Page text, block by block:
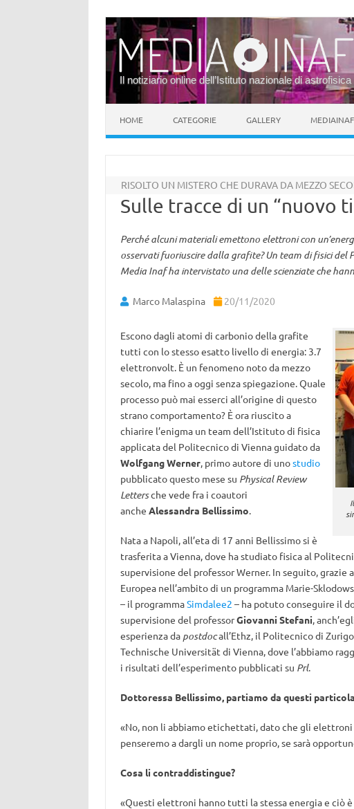
Il notiziario online dell’Istituto nazionale di astrofisica
HOME CATEGORIE GALLERY
RISOLTO UN MISTERO CHE DURAVA DA MEZZO
Sulle tracce di un “nuovo
Perché alcuni materiali emettono elettroni con
osservati fuoriuscire dalla grafite? Un team di fisici
Media Inaf ha intervistato una delle scienziate che
Marco Malaspina 20/11/2020
Escono dagli atomi di carbonio della grafite
tutti con lo stesso esatto livello di energia: 3.7
elettronvolt. È un fenomeno noto da mezzo
secolo, ma fino a oggi senza spiegazione. Quale
processo può mai esserci all’origine di questo
strano comportamento? È ora riuscito a
chiarire l’enigma un team dell’Istituto di fisica
applicata del Politecnico di Vienna guidato da
Wolfgang Werner, primo autore di unostudio
pubblicato questo mese su Physical Review
Lettersche vede fra i coautori
anche Alessandra Bellissimo.
Nata a Napoli, all’eta di 17 anni Bellissimo si è
trasferita a Vienna, dove ha studiato fisica al
supervisione del professor Werner. In seguito, grazie
Europea nell’ambito di un programma Marie-
– il programmaSimdalee2 – ha potuto conseguire il
supervisione del professorGiovanni Stefani,
esperienza da postdocall’Ethz, il Politecnico di
Technische Universität di Vienna, dove l’abbiamo
i risultati dell’esperimento pubblicati su Prl.
Dottoressa Bellissimo, partiamo da questi
«No, non li abbiamo etichettati, dato che gli
penseremo a dargli un nome proprio, se sarà
Cosa li contraddistingue?
«Questi elettroni hanno tutti la stessa energia e ciò